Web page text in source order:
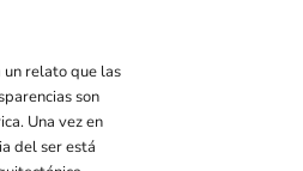
relato que las
son
Una vez en
del ser está